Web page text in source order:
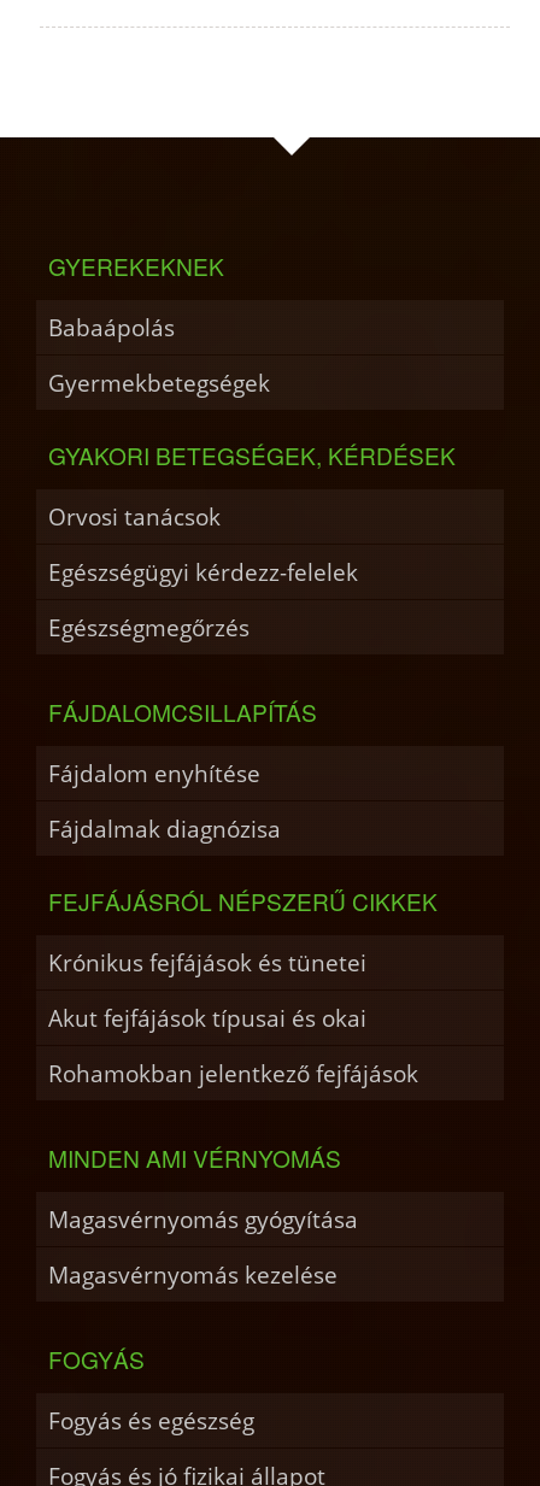
GYEREKEKNEK
Babaápolás
Gyermekbetegségek
GYAKORI BETEGSÉGEK, KÉRDÉSEK
Orvosi tanácsok
Egészségügyi kérdezz-felelek
Egészségmegőrzés
FÁJDALOMCSILLAPÍTÁS
Fájdalom enyhítése
Fájdalmak diagnózisa
FEJFÁJÁSRÓL NÉPSZERŰ CIKKEK
Krónikus fejfájások és tünetei
Akut fejfájások típusai és okai
Rohamokban jelentkező fejfájások
MINDEN AMI VÉRNYOMÁS
Magasvérnyomás gyógyítása
Magasvérnyomás kezelése
FOGYÁS
Fogyás és egészség
Fogyás és jó fizikai állapot